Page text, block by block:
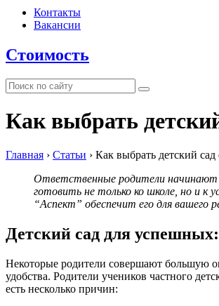
Контакты
Вакансии
Стоимость
Как выбрать
Главная › Статьи › Как выбрать детский
Ответственные родители начинают
готовить не только ко школе, но и к
“Аспект” обеспечит его для вашего
Детский сад для
Некоторые родители совершают большую
удобства. Родители учеников частного
есть несколько причин: